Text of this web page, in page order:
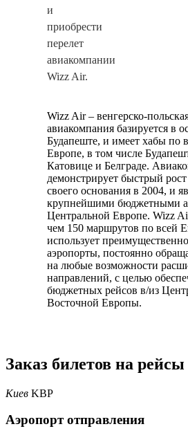
и
приобрести
перелет
авиакомпании
Wizz Air.
Wizz Air – венгерско-
авиакомпания базируется в
Будапеште, и имеет хабы по
Европе, в том числе
Катовице и Белграде.
демонстрирует быстрый
своего основания в 2004, и
крупнейшими бюджетными
Центральной Европе. Wizz
чем 150 маршрутов по всей
использует
аэропорты, постоянно
на любые возможности
направлений, с целью
бюджетных рейсов в/из
Восточной Европы.
Заказ билетов на рейсы
Киев KBP
Аэропорт отправления